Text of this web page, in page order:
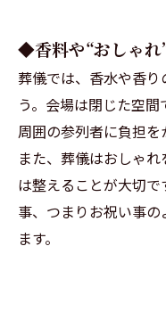
◆香料や“おしゃれ
葬儀では、香水や香
う。会場は閉じた空
周囲の参列者に負担を
また、葬儀はおしゃ
は整えることが大切
事、つまりお祝い事
ます。